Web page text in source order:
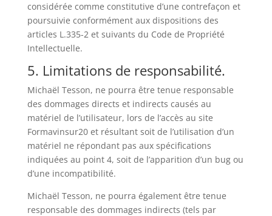
considérée comme constitutive d’une contrefaçon et
poursuivie conformément aux dispositions des
articles L.335-2 et suivants du Code de Propriété
Intellectuelle.
5. Limitations de responsabilité.
Michaël Tesson, ne pourra être tenue responsable
des dommages directs et indirects causés au
matériel de l’utilisateur, lors de l’accès au site
Formavinsur20 et résultant soit de l’utilisation d’un
matériel ne répondant pas aux spécifications
indiquées au point 4, soit de l’apparition d’un bug ou
d’une incompatibilité.
Michaël Tesson, ne pourra également être tenue
responsable des dommages indirects (tels par